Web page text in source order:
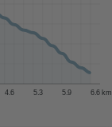
4.6 5.3 5.9 6.6 km